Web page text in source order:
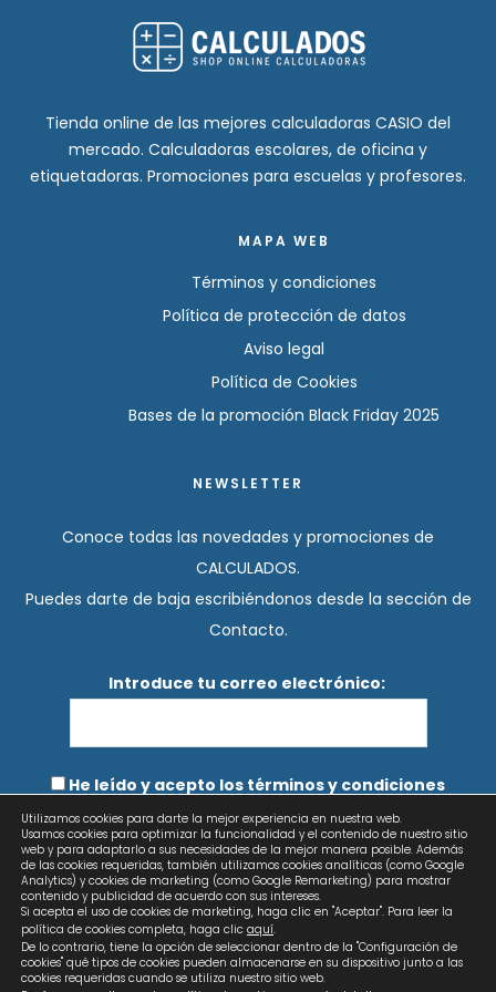
Tienda online de las mejores calculadoras CASIO del
mercado. Calculadoras escolares, de oficina y
etiquetadoras. Promociones para escuelas y profesores.
MAPA WEB
Términos y condiciones
Política de protección de datos
Aviso legal
Política de Cookies
Bases de la promoción Black Friday 2025
NEWSLETTER
Conoce todas las novedades y promociones de
CALCULADOS.
Puedes darte de baja escribiéndonos desde la sección de
Contacto.
Introduce tu correo electrónico:
He leído y acepto los términos y condiciones
Utilizamos cookies para darte la mejor experiencia en nuestra web.
Usamos cookies para optimizar la funcionalidad y el contenido de nuestro sitio
web y para adaptarlo a sus necesidades de la mejor manera posible. Además
de las cookies requeridas, también utilizamos cookies analíticas (como Google
Analytics) y cookies de marketing (como Google Remarketing) para mostrar
contenido y publicidad de acuerdo con sus intereses.
Si acepta el uso de cookies de marketing, haga clic en "Aceptar". Para leer la
política de cookies completa, haga clic aquí.
De lo contrario, tiene la opción de seleccionar dentro de la "Configuración de
cookies" qué tipos de cookies pueden almacenarse en su dispositivo junto a las
cookies requeridas cuando se utiliza nuestro sitio web.